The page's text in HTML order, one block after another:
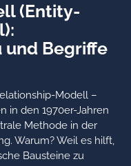
(Entity-
und Begriffe
Modell –
in den 1970er-Jahren
Methode in der
Warum? Weil es hilft,
Bausteine zu